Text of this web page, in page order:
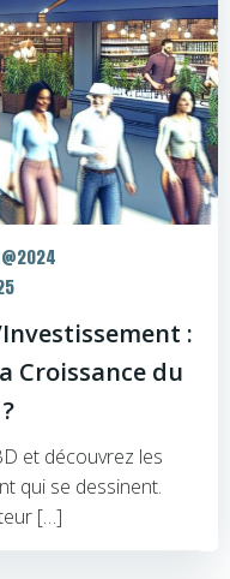
:
Croissance du
et découvrez les
qui se dessinent.
[…]